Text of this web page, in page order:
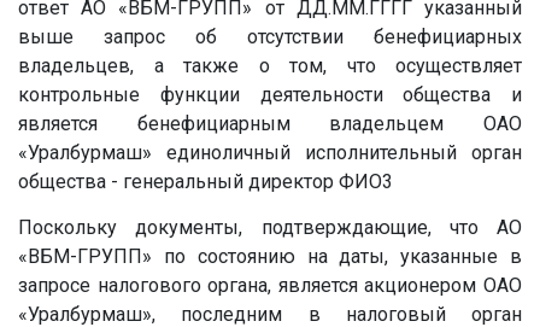
ответ АО «ВБМ-ГРУПП» от ДД.ММ.ГГГГуказанный
выше запрос об отсутствии бенефициарных
владельцев, а также о том, что осуществляет
контрольные функции деятельности общества и
является бенефициарным владельцем ОАО
«Уралбурмаш» единоличный исполнительный орган
общества - генеральный директор ФИО3
Поскольку документы, подтверждающие, что АО
«ВБМ-ГРУПП» по состоянию на даты, указанные в
запросе налогового органа, является акционером ОАО
«Уралбурмаш», последним в налоговый орган